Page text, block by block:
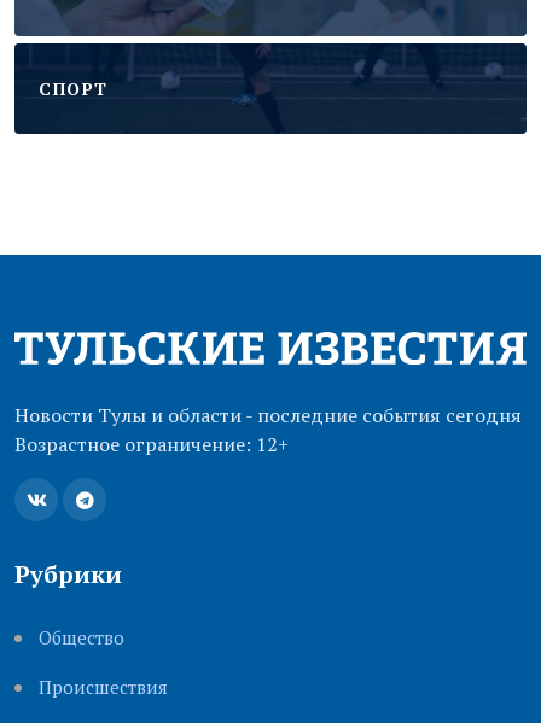
CПОРТ
Новости Тулы и области - последние события сегодня
Возрастное ограничение: 12+
Рубрики
Общество
Происшествия